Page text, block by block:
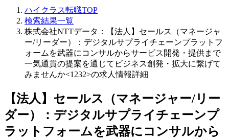
ハイクラス転職TOP
検索結果一覧
株式会社NTTデータ：【法人】セールス（マネージャ
ー/リーダー）：デジタルサプライチェーンプラットフ
ォームを武器にコンサルからサービス開発・提供まで
一気通貫の提案を通じてビジネス創発・拡大に繋げて
みませんか<1232>の求人情報詳細
【法人】セールス（マネージャー/リー
ダー）：デジタルサプライチェーンプ
ラットフォームを武器にコンサルから